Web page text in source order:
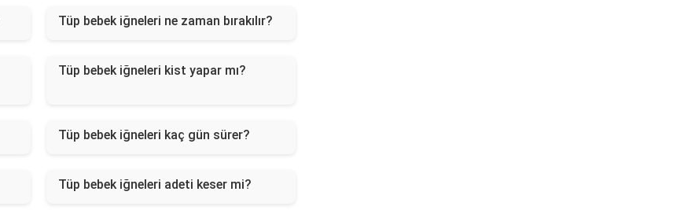
Tüp bebek iğneleri ne zaman bırakılır?
Tüp bebek iğneleri kist yapar mı?
Tüp bebek iğneleri kaç gün sürer?
Tüp bebek iğneleri adeti keser mi?